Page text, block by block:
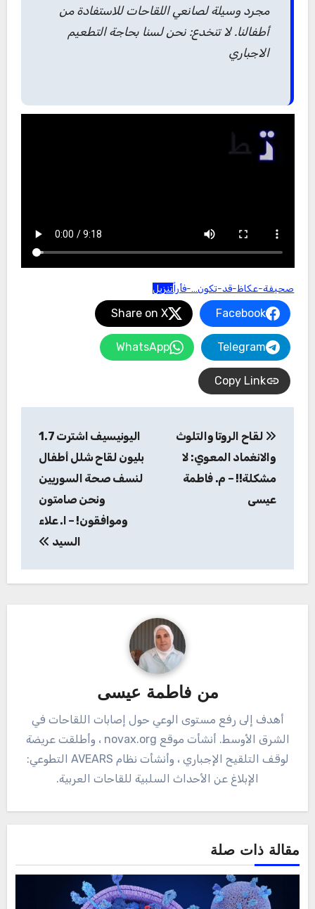
مجرد وسيلة لصانعي اللقاحات للاستفادة من
أطفالنا. لا تنخدع: نحن لسنا بحاجة التطعيم
الاجباري
صحيفة-عكاظ-قد-تكون…-فأراًتنزيل
Facebook
Share on X
Telegram
WhatsApp
Copy Link
المقالات
لقاح الروتا والتلوث
والانغماد المعوي: لا
مشكلة!! – م. فاطمة
عيسى
اليونيسيف اشترت 1.7
بليون لقاح شلل أطفال
لنسف صحة السوريين
ونحن صامتون
وموافقون! – ا. علاء
السيد
منفاطمة عيسى
أهدف إلى رفع مستوى الوعي حول إصابات اللقاحات في
الشرق الأوسط. أنشأت موقع novax.org ، وأطلقت عريضة
لوقف التلقيح الإجباري ، وأنشأت نظام AVEARS التطوعي:
الإبلاغ عن الأحداث السلبية للقاحات العربية.
مقالة ذات صلة